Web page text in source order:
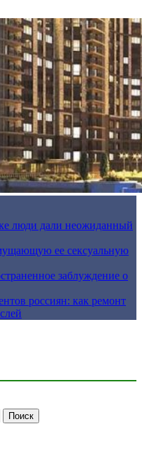
люди дали неожиданный
ее сексуальную
заблуждение о
россиян: как ремонт